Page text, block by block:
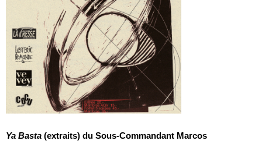
Ya Basta (extraits) du Sous-Commandant Marcos